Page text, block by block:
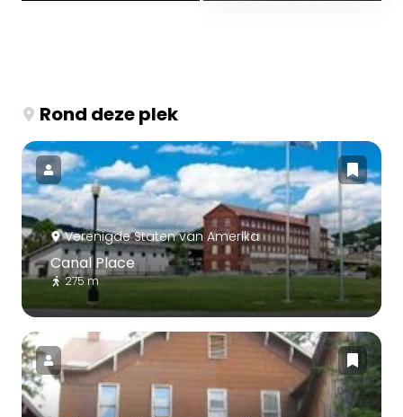
Rond deze plek
Verenigde Staten van Amerika
Canal Place
275 m